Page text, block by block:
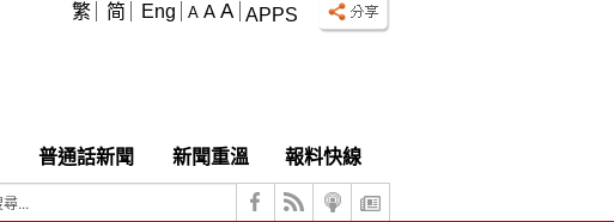
APPS
A A A
繁 简 Eng
普通話新聞 新聞重溫
報料快線